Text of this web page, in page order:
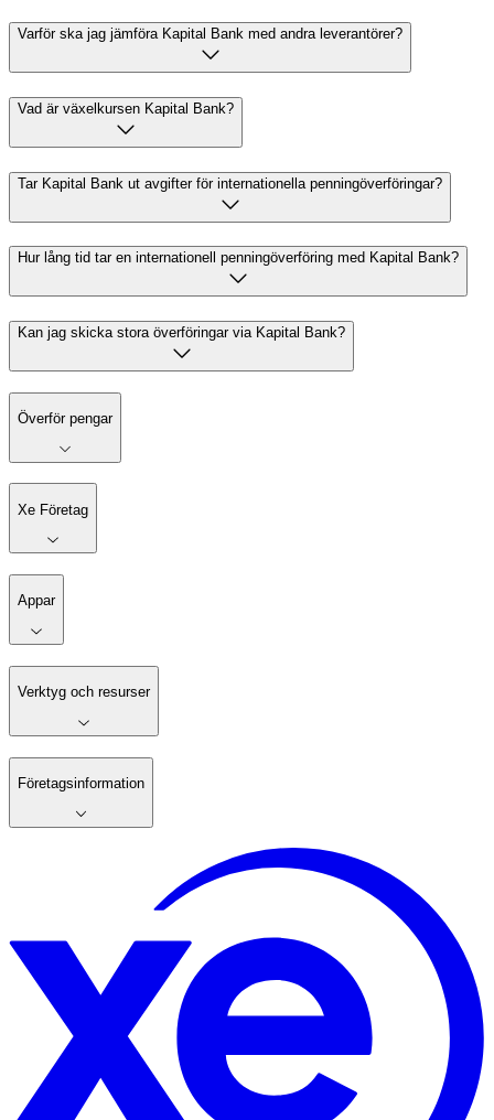
Varför ska jag jämföra Kapital Bank med andra leverantörer?
Vad är växelkursen Kapital Bank?
Tar Kapital Bank ut avgifter för internationella penningöverföringar?
Hur lång tid tar en internationell penningöverföring med Kapital Bank?
Kan jag skicka stora överföringar via Kapital Bank?
Överför pengar
Xe Företag
Appar
Verktyg och resurser
Företagsinformation